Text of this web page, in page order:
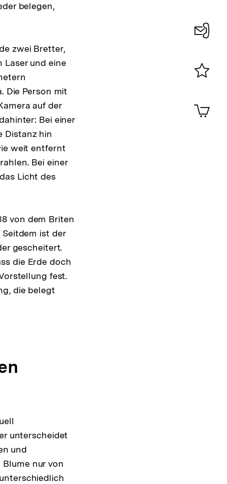
belegen,
zwei Bretter,
Laser und eine
Die Person mit
auf der
Bei einer
Distanz hin
weit entfernt
Bei einer
Licht des
von dem Briten
ist der
gescheitert.
die Erde doch
fest.
die belegt
unterscheidet
und
nur von